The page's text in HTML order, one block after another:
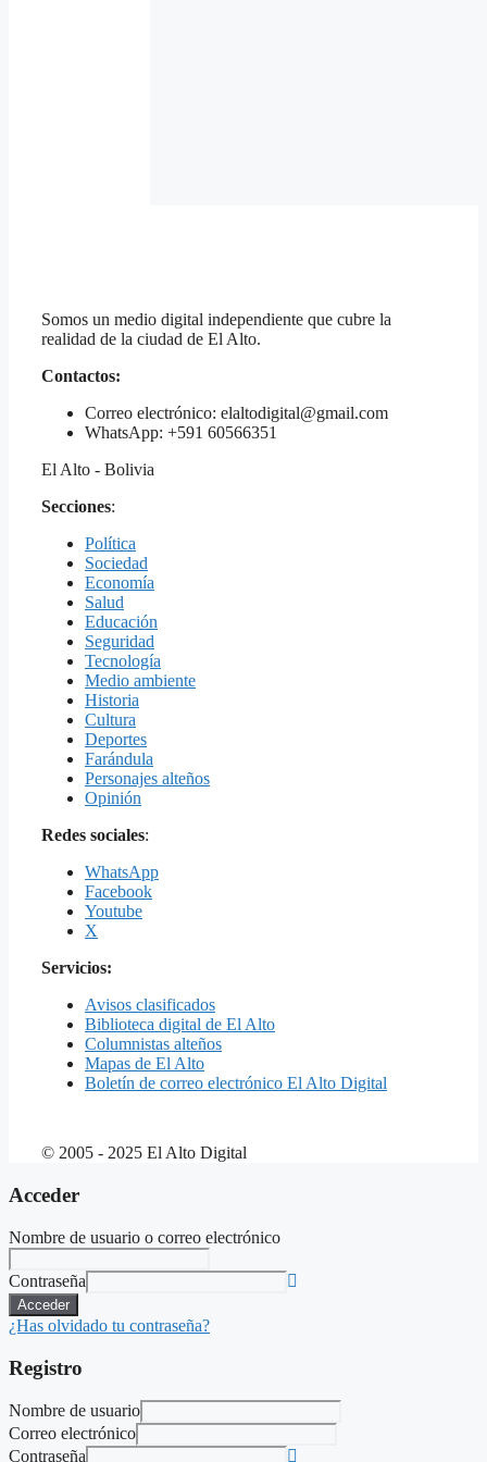
Somos un medio digital independiente que cubre la
realidad de la ciudad de El Alto.
Contactos:
Correo electrónico: elaltodigital@gmail.com
WhatsApp: +591 60566351
El Alto - Bolivia
Secciones:
Política
Sociedad
Economía
Salud
Educación
Seguridad
Tecnología
Medio ambiente
Historia
Cultura
Deportes
Farándula
Personajes alteños
Opinión
Redes sociales:
WhatsApp
Facebook
Youtube
X
Servicios:
Avisos clasificados
Biblioteca digital de El Alto
Columnistas alteños
Mapas de El Alto
Boletín de correo electrónico El Alto Digital
© 2005 - 2025 El Alto Digital
Acceder
Nombre de usuario o correo electrónico
Contraseña
Acceder
¿Has olvidado tu contraseña?
Registro
Nombre de usuario
Correo electrónico
Contraseña